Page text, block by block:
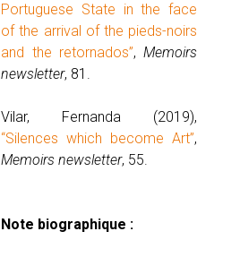
Portuguese State in the face
of the arrival of the pieds-noirs
and the retornados”, Memoirs
newsletter, 81.
Vilar, Fernanda (2019),
“Silences which become Art”,
Memoirs newsletter, 55.
Note biographique :